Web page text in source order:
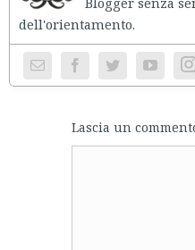
niente
Lascia un